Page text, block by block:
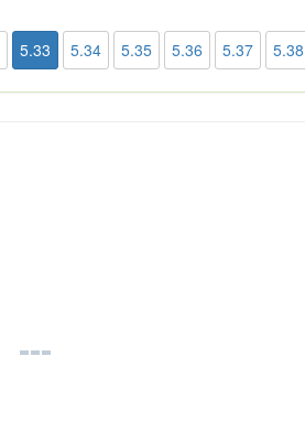
5.33 5.34 5.35 5.36 5.37 5.38